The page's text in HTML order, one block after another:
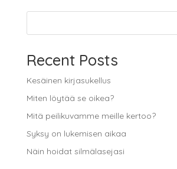
Recent Posts
Kesäinen kirjasukellus
Miten löytää se oikea?
Mitä peilikuvamme meille kertoo?
Syksy on lukemisen aikaa
Näin hoidat silmälasejasi